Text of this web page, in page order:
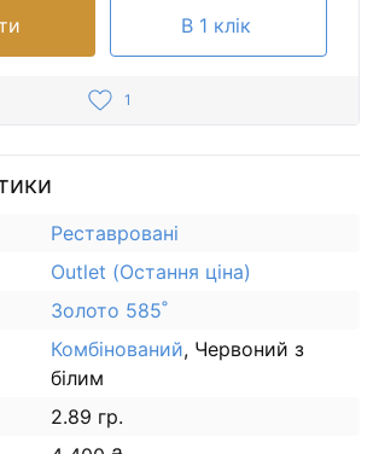
В 1 клік
1
Реставровані
Outlet (Остання ціна)
Золото 585˚
Комбінований, Червоний з
білим
2.89 гр.